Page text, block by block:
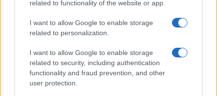
related to functionality of the website or app.
I want to allow Google to enable storage
related to personalization.
I want to allow Google to enable storage
related to security, including authentication
functionality and fraud prevention, and other
user protection.
Como escolher e usar carteiras de autocustódia para